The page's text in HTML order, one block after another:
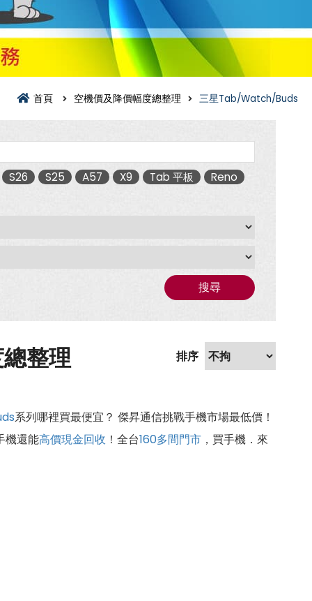
首頁 空機價及降價幅度總整理 三星Tab/Watch/Buds
S26 S25 A57 X9 Tab 平板 Reno
搜尋
整理
系列哪裡買最便宜？ 傑昇通信挑戰手機市場最低價！
機還能高價現金回收 ！全台160多間門市 ，買手機．來